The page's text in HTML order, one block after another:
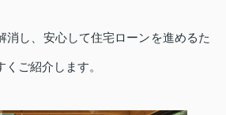
消し、安心して住宅ローンを進めるた
ご紹介します。